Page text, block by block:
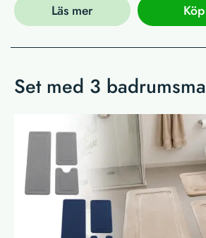
Läs mer Köp
Set med 3